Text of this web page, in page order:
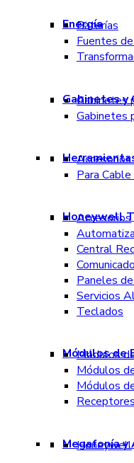
Energía
Baterías
Fuentes
Gabinetes y
Gabinetes
Gabinetes
Para
Honeywell
Accesorios
Central
Paneles
Servicios
Teclados
Módulos de
Módulos
Módulos
Módulos
Megafonía y
Honeywell